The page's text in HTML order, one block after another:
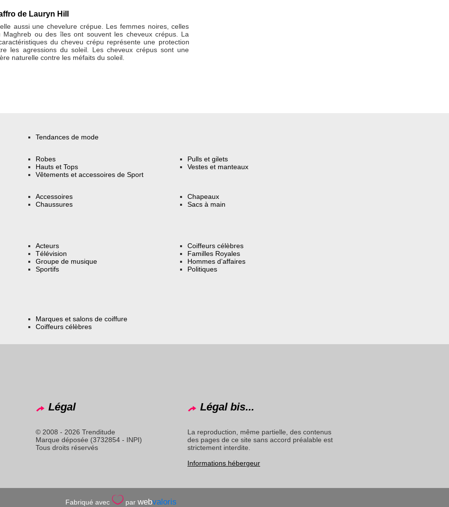
de Lauryn Hill
aussi une chevelure crépue. Les femmes noires, celles
Maghreb ou des îles ont souvent les cheveux crépus. La
du cheveu crépu représente une protection
les agressions du soleil. Les cheveux crépus sont une
naturelle contre les méfaits du soleil.
Tendances de mode
Robes
Hauts et Tops
Vêtements et accessoires de Sport
Pulls et gilets
Vestes et manteaux
Accessoires
Chaussures
Chapeaux
Sacs à main
Acteurs
Télévision
Groupe de musique
Sportifs
Coiffeurs célèbres
Familles Royales
Hommes d’affaires
Politiques
Marques et salons de coiffure
Coiffeurs célèbres
Légal
© 2008 - 2026 Trenditude
Marque déposée (3732854 - INPI)
Tous droits réservés
Légal bis...
La reproduction, même partielle, des contenus
des pages de ce site sans accord préalable est
strictement interdite.
Informations hébergeur
Fabriqué avec par webvaloris